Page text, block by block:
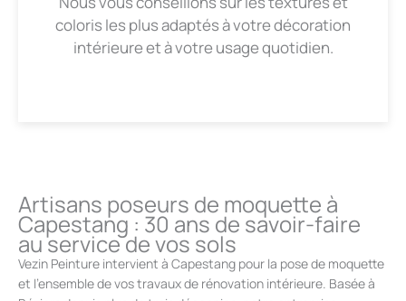
coloris les plus adaptés à votre décoration
intérieure et à votre usage quotidien.
Artisans poseurs de moquette à
Capestang : 30 ans de savoir-faire
au service de vos sols
Vezin Peinture intervient à Capestang pour la pose de moquette
et l’ensemble de vos travaux de rénovation intérieure. Basée à